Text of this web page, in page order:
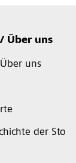
Über uns
uns
der Sto